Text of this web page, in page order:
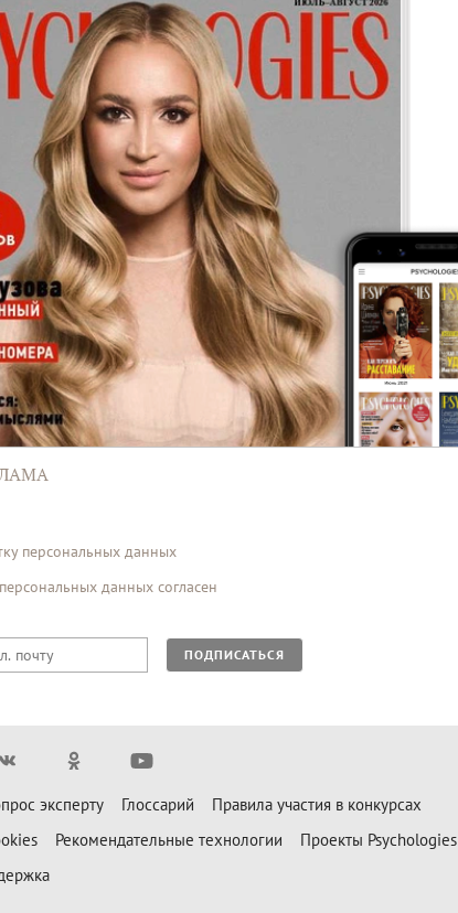
персональных данных
данных согласен
ПОДПИСАТЬСЯ
эксперту Глоссарий
Правила участия в конкурсах
Рекомендательные технологии
Проекты Psychologies